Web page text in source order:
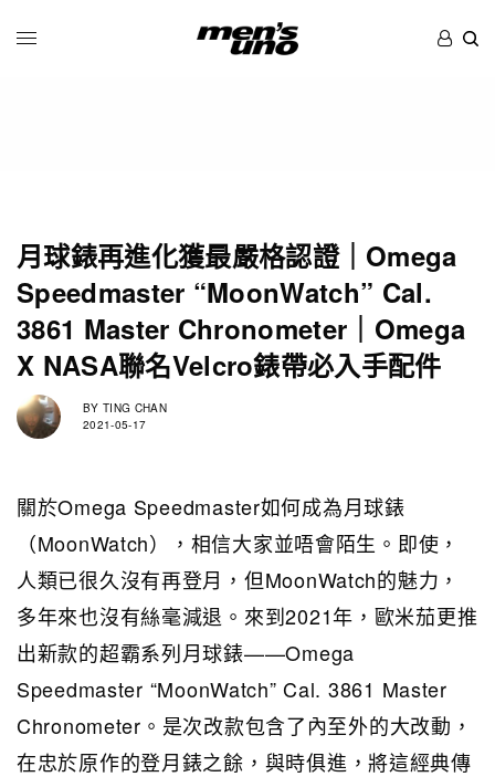
月球錶再進化獲最嚴格認證｜Omega
Speedmaster “MoonWatch” Cal.
3861 Master Chronometer｜Omega
X NASA聯名Velcro錶帶必入手配件
BY TING CHAN
2021-05-17
關於Omega Speedmaster如何成為月球錶
（MoonWatch），相信大家並唔會陌生。即使，
人類已很久沒有再登月，但MoonWatch的魅力，
多年來也沒有絲毫減退。來到2021年，歐米茄更推
出新款的超霸系列月球錶——Omega
Speedmaster “MoonWatch” Cal. 3861 Master
Chronometer。是次改款包含了內至外的大改動，
在忠於原作的登月錶之餘，與時俱進，將這經典傳